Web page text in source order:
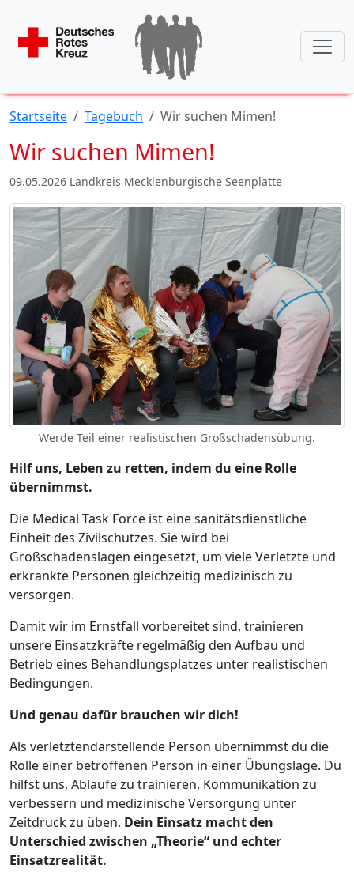
Startseite Tagebuch Wir suchen Mimen!
Wir suchen Mimen!
09.05.2026 Landkreis Mecklenburgische Seenplatte
Werde Teil einer realistischen Großschadensübung.
Hilf uns, Leben zu retten, indem du eine Rolle
übernimmst.
Die Medical Task Force ist eine sanitätsdienstliche
Einheit des Zivilschutzes. Sie wird bei
Großschadenslagen eingesetzt, um viele Verletzte und
erkrankte Personen gleichzeitig medizinisch zu
versorgen.
Damit wir im Ernstfall vorbereitet sind, trainieren
unsere Einsatzkräfte regelmäßig den Aufbau und
Betrieb eines Behandlungsplatzes unter realistischen
Bedingungen.
Und genau dafür brauchen wir dich!
Als verletztendarstellende Person übernimmst du die
Rolle einer betroffenen Person in einer Übungslage. Du
hilfst uns, Abläufe zu trainieren, Kommunikation zu
verbessern und medizinische Versorgung unter
Zeitdruck zu üben. Dein Einsatz macht den
Unterschied zwischen „Theorie“ und echter
Einsatzrealität.